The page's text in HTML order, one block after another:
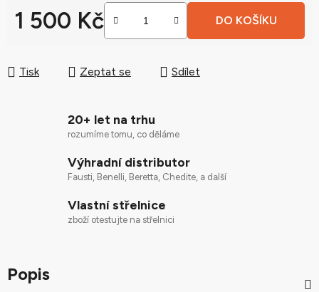
1 500 Kč DO KOŠÍKU
Tisk Zeptat se Sdílet
20+ let na trhu
rozumíme tomu, co děláme
Výhradní distributor
Fausti, Benelli, Beretta, Chedite, a další
Vlastní střelnice
zboží otestujte na střelnici
Popis